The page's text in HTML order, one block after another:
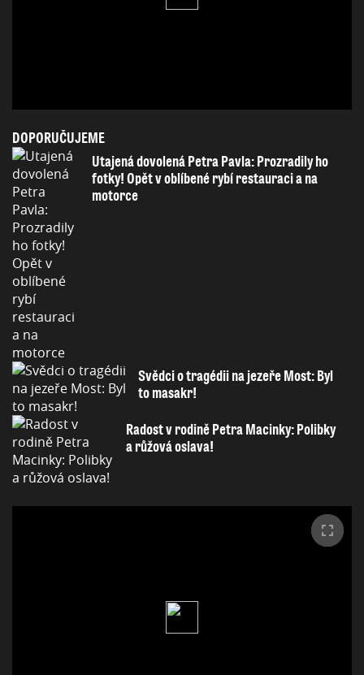
DOPORUČUJEME
Utajená dovolená Petra Pavla: Prozradily ho
fotky! Opět v oblíbené rybí restauraci a na
motorce
Svědci o tragédii na jezeře Most: Byl
to masakr!
Radost v rodině Petra Macinky: Polibky
a růžová oslava!